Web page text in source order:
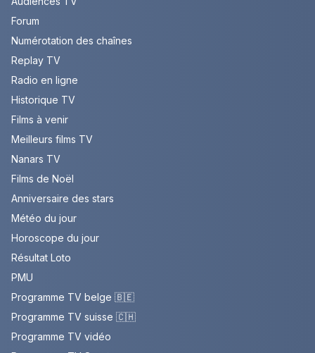
Forum
Numérotation des chaînes
Replay TV
Radio en ligne
Historique TV
Films à venir
Meilleurs films TV
Nanars TV
Films de Noël
Anniversaire des stars
Météo du jour
Horoscope du jour
Résultat Loto
PMU
Programme TV belge 🇧🇪
Programme TV suisse 🇨🇭
Programme TV vidéo